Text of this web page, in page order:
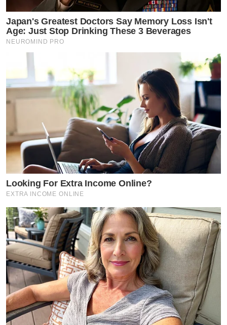
Japan's Greatest Doctors Say Memory Loss Isn't
Age: Just Stop Drinking These 3 Beverages
NEUROMIND PRO
Looking For Extra Income Online?
EXTRA INCOME ONLINE